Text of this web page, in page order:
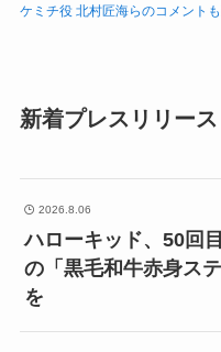
ケミチ役 北村匠海らのコメント
新着プレスリリース
2026.8.06
ハローキッド、50回
の「黒毛和牛赤身ス
を